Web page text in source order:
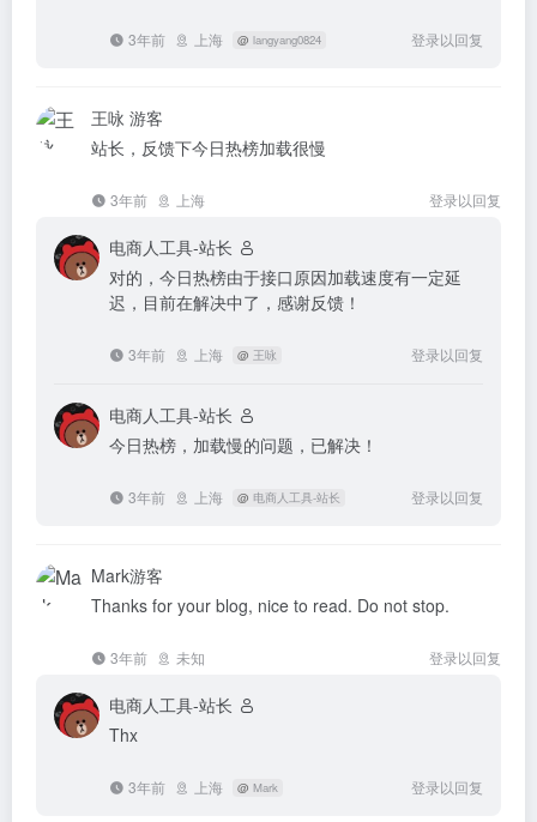
3年前 上海 @ langyang0824 登录以回复
王咏 游客
站长，反馈下今日热榜加载很慢
3年前 上海 登录以回复
电商人工具-站长
对的，今日热榜由于接口原因加载速度有一定延
迟，目前在解决中了，感谢反馈！
3年前 上海 @ 王咏 登录以回复
电商人工具-站长
今日热榜，加载慢的问题，已解决！
3年前 上海 @ 电商人工具-站长 登录以回复
Mark游客
Thanks for your blog, nice to read. Do not stop.
3年前 未知 登录以回复
电商人工具-站长
Thx
3年前 上海 @ Mark 登录以回复